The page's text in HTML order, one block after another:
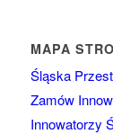
MAPA
Śląska
Zamów
Innowatorzy